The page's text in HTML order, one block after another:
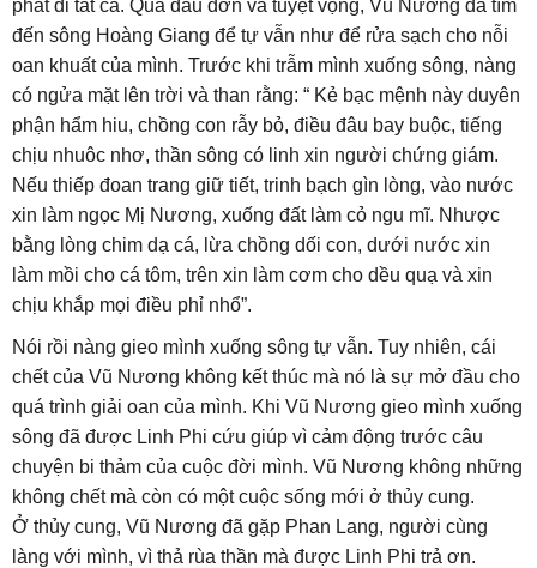
phắt đi tất cả. Quá đau đớn và tuyệt vọng, Vũ Nương đã tìm
đến sông Hoàng Giang để tự vẫn như để rửa sạch cho nỗi
oan khuất của mình. Trước khi trẫm mình xuống sông, nàng
có ngửa mặt lên trời và than rằng: “ Kẻ bạc mệnh này duyên
phận hẩm hiu, chồng con rẫy bỏ, điều đâu bay buộc, tiếng
chịu nhuôc nhơ, thần sông có linh xin người chứng giám.
Nếu thiếp đoan trang giữ tiết, trinh bạch gìn lòng, vào nước
xin làm ngọc Mị Nương, xuống đất làm cỏ ngu mĩ. Nhược
bằng lòng chim dạ cá, lừa chồng dối con, dưới nước xin
làm mồi cho cá tôm, trên xin làm cơm cho dều quạ và xin
chịu khắp mọi điều phỉ nhổ”.
Nói rồi nàng gieo mình xuống sông tự vẫn. Tuy nhiên, cái
chết của Vũ Nương không kết thúc mà nó là sự mở đầu cho
quá trình giải oan của mình. Khi Vũ Nương gieo mình xuống
sông đã được Linh Phi cứu giúp vì cảm động trước câu
chuyện bi thảm của cuộc đời mình. Vũ Nương không những
không chết mà còn có một cuộc sống mới ở thủy cung.
Ở thủy cung, Vũ Nương đã gặp Phan Lang, người cùng
làng với mình, vì thả rùa thần mà được Linh Phi trả ơn.